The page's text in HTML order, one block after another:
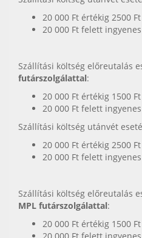
20 000 Ft értékig 2500 Ft
20 000 Ft felett ingyenes
Szállítási költség előreutalás
futárszolgálattal:
20 000 Ft értékig 1500 Ft
20 000 Ft felett ingyenes
Szállítási költség utánvét
20 000 Ft értékig 2500 Ft
20 000 Ft felett ingyenes
Szállítási költség előreutalás
MPL futárszolgálattal:
20 000 Ft értékig 1500 Ft